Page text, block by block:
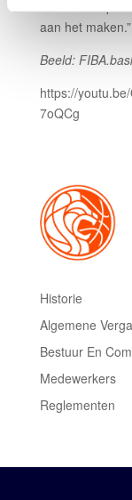
aan het maken.”
Beeld:
https://
7oQCg
Historie
Algemene
Bestuur En
Medewerkers
Reglementen